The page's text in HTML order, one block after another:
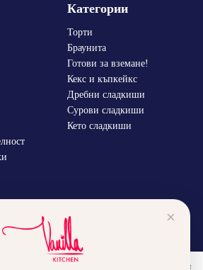
Категории
Торти
Браунита
Готови за вземане!
Кекс и къпкейкс
Дребни сладкиши
Сурови сладкиши
Кето сладкиши
×
преживяване, използваме бисквитки